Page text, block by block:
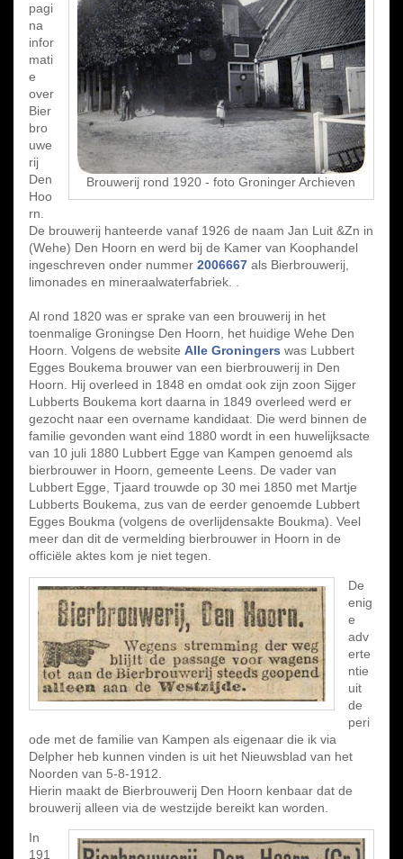
Brouwerij rond 1920 - foto Groninger Archieven
pagi
na
infor
mati
e
over
Bier
bro
uwe
rij
Den
Hoo
rn.
De brouwerij hanteerde vanaf 1926 de naam Jan Luit &Zn in
(Wehe) Den Hoorn en werd bij de Kamer van Koophandel
ingeschreven onder nummer2006667 als Bierbrouwerij,
limonades en mineraalwaterfabriek. .
Al rond 1820 was er sprake van een brouwerij in het
toenmalige Groningse Den Hoorn, het huidige Wehe Den
Hoorn. Volgens de websiteAlle Groningers was Lubbert
Egges Boukema brouwer van een bierbrouwerij in Den
Hoorn. Hij overleed in 1848 en omdat ook zijn zoon Sijger
Lubberts Boukema kort daarna in 1849 overleed werd er
gezocht naar een overname kandidaat. Die werd binnen de
familie gevonden want eind 1880 wordt in een huwelijksacte
van 10 juli 1880 Lubbert Egge van Kampen genoemd als
bierbrouwer in Hoorn, gemeente Leens. De vader van
Lubbert Egge, Tjaard trouwde op 30 mei 1850 met Martje
Lubberts Boukema, zus van de eerder genoemde Lubbert
Egges Boukma (volgens de overlijdensakte Boukma). Veel
meer dan dit de vermelding bierbrouwer in Hoorn in de
officiële aktes kom je niet tegen.
De
enig
e
adv
erte
ntie
uit
de
peri
ode met de familie van Kampen als eigenaar die ik via
Delpher heb kunnen vinden is uit het Nieuwsblad van het
Noorden van 5-8-1912.
Hierin maakt de Bierbrouwerij Den Hoorn kenbaar dat de
brouwerij alleen via de westzijde bereikt kan worden.
In
191